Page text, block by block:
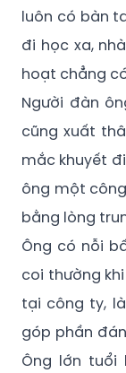
luôn có bàn
đi học xa,
hoạt chẳng
Người đàn
cũng xuất
mắc khuyết
ông một
bằng lòng
Ông có nỗi
coi thường
tại công ty,
góp phần
Ông lớn tuổi